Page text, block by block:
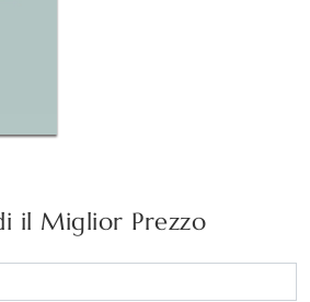
il Miglior Prezzo